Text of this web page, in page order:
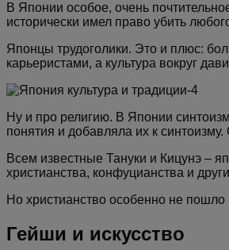
В Японии особое, очень
исторически имел право убить
Японцы трудоголики. Это и плюс:
карьеристами, а культура вокруг
Ну и про религию. В Японии
понятия и добавляла их к
Всем известные Тануки и Кицунэ –
христианства, конфуцианства и
Но христианство особенно не
Гейши и искусство